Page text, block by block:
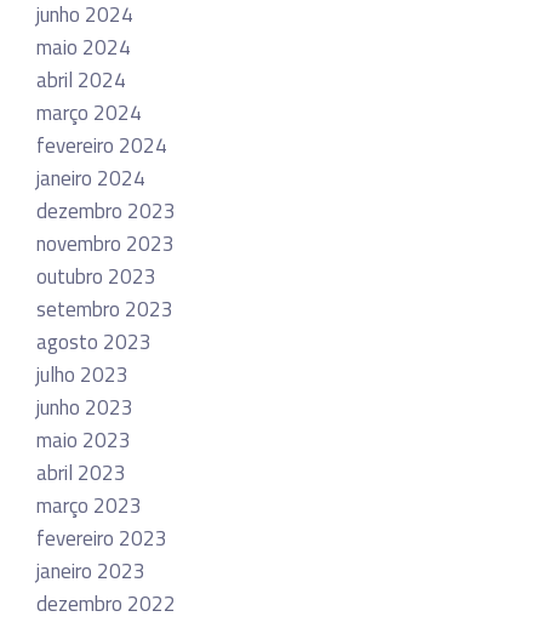
junho 2024
maio 2024
abril 2024
março 2024
fevereiro 2024
janeiro 2024
dezembro 2023
novembro 2023
outubro 2023
setembro 2023
agosto 2023
julho 2023
junho 2023
maio 2023
abril 2023
março 2023
fevereiro 2023
janeiro 2023
dezembro 2022